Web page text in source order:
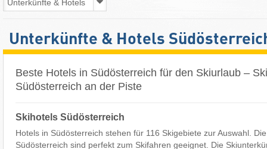
Unterkünfte & Hotels
Beste Hotels in Südösterreich für den Skiurlaub –
Südösterreich an der Piste
Skihotels Südösterreich
Hotels in Südösterreich stehen für 116 Skigebiete zur Auswahl.
Südösterreich sind perfekt zum Skifahren geeignet. Die